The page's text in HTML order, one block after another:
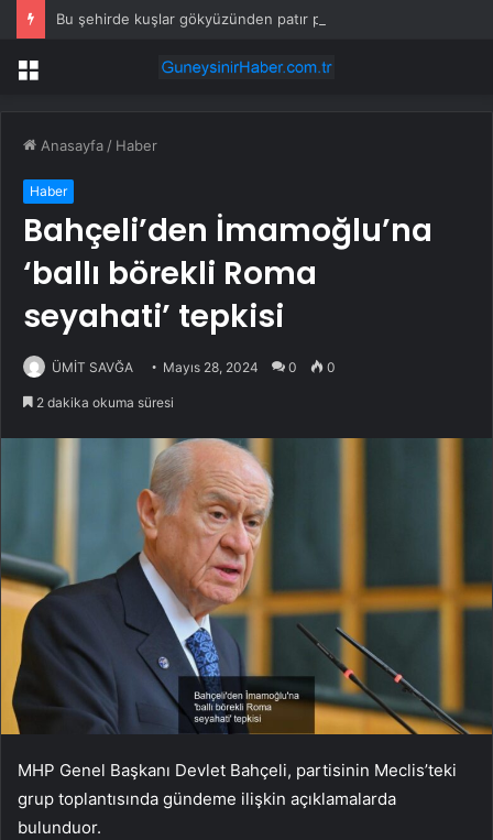
Bu şehirde kuşlar gökyüzünden patır patır düşüyor
Menü
Anasayfa / Haber
Haber
Bahçeli’den İmamoğlu’na
‘ballı börekli Roma
seyahati’ tepkisi
ÜMİT SAVĞA Mayıs 28, 2024 0 0
2 dakika okuma süresi
MHP Genel Başkanı Devlet Bahçeli, partisinin Meclis’teki
grup toplantısında gündeme ilişkin açıklamalarda
bulunduor.